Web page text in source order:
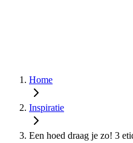
Home
Inspiratie
Een hoed draag je zo! 3